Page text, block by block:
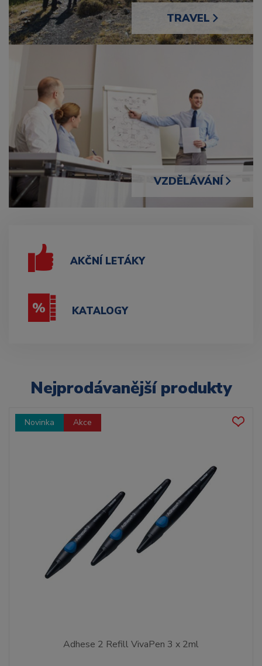
TRAVEL
VZDĚLÁVÁNÍ
AKČNÍ LETÁKY
KATALOGY
Nejprodávanější produkty
Novinka Akce
Adhese 2 Refill VivaPen 3 x 2ml